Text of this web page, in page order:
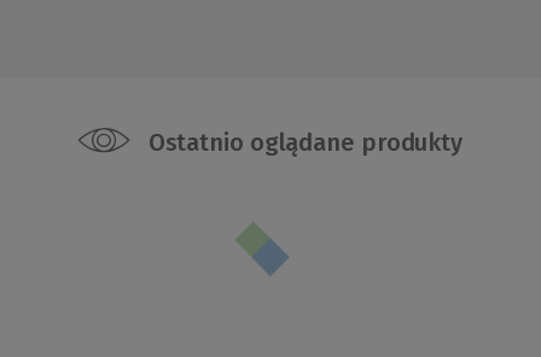
Ostatnio oglądane produkty